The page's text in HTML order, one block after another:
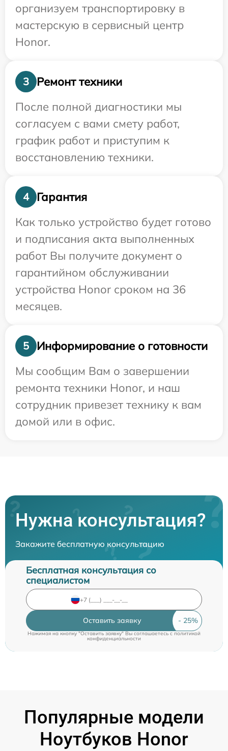
организуем транспортировку в
мастерскую в сервисный центр
Honor.
3
Ремонт техники
После полной диагностики мы
согласуем с вами смету работ,
график работ и приступим к
восстановлению техники.
4
Гарантия
Как только устройство будет готово
и подписания акта выполненных
работ Вы получите документ о
гарантийном обслуживании
устройства Honor сроком на 36
месяцев.
5
Информирование о готовности
Мы сообщим Вам о завершении
ремонта техники Honor, и наш
сотрудник привезет технику к вам
домой или в офис.
Нужна консультация?
Закажите бесплатную консультацию
Бесплатная консультация со
специалистом
Оставить заявку
Нажимая на кнопку "Оставить заявку" Вы соглашаетесь c политикой
конфиденциальности
Популярные модели
Ноутбуков Honor